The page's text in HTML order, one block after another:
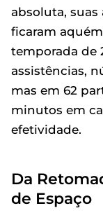
absoluta,
ficaram
temporada de
assistências,
mas em 62
minutos em
efetividade.
Da
de Espaço